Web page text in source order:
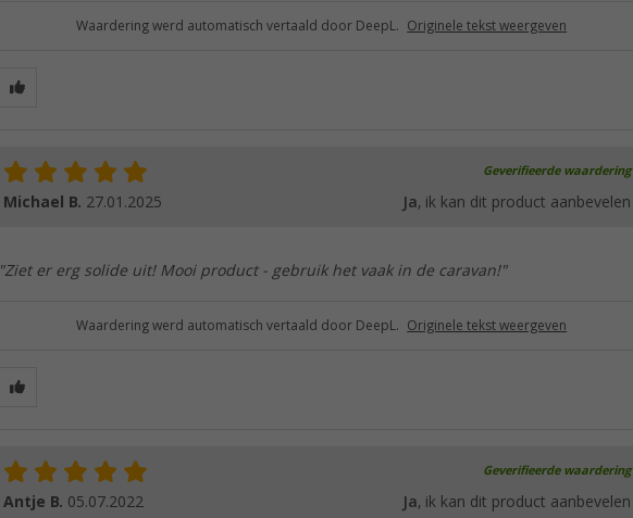
Waardering werd automatisch vertaald door DeepL. Originele tekst weergeven
Geverifieerde waardering
Michael B. 27.01.2025 Ja, ik kan dit product aanbevelen
"Ziet er erg solide uit! Mooi product - gebruik het vaak in de caravan!"
Waardering werd automatisch vertaald door DeepL. Originele tekst weergeven
Geverifieerde waardering
Antje B. 05.07.2022 Ja, ik kan dit product aanbevelen